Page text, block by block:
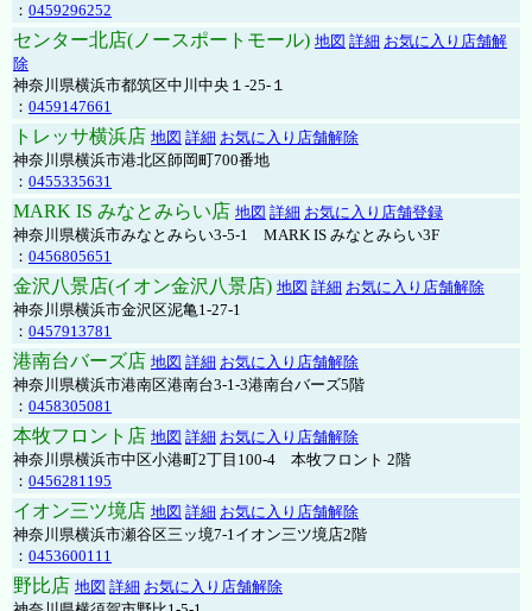
： 0459296252
センター北店(ノースポートモール) 地図 詳細 お気に入り店舗解
除
神奈川県横浜市都筑区中川中央１-25-１
： 0459147661
トレッサ横浜店 地図 詳細 お気に入り店舗解除
神奈川県横浜市港北区師岡町700番地
： 0455335631
MARK IS みなとみらい店 地図 詳細 お気に入り店舗登録
神奈川県横浜市みなとみらい3-5-1 MARK IS みなとみらい3F
： 0456805651
金沢八景店(イオン金沢八景店) 地図 詳細 お気に入り店舗解除
神奈川県横浜市金沢区泥亀1-27-1
： 0457913781
港南台バーズ店 地図 詳細 お気に入り店舗解除
神奈川県横浜市港南区港南台3-1-3港南台バーズ5階
： 0458305081
本牧フロント店 地図 詳細 お気に入り店舗解除
神奈川県横浜市中区小港町2丁目100-4 本牧フロント 2階
： 0456281195
イオン三ツ境店 地図 詳細 お気に入り店舗解除
神奈川県横浜市瀬谷区三ッ境7-1イオン三ツ境店2階
： 0453600111
野比店 地図 詳細 お気に入り店舗解除